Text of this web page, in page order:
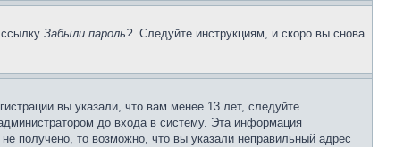
Забыли пароль?. Следуйте инструкциям, и скоро вы снова
вы указали, что вам менее 13 лет, следуйте
до входа в систему. Эта информация
получено, то возможно, что вы указали неправильный адрес